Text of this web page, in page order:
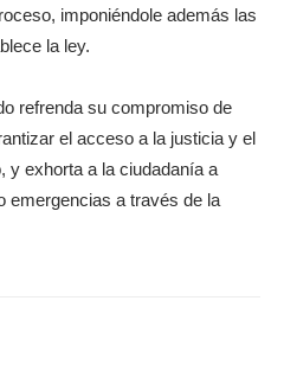
imponiéndole además las
la ley.
refrenda su compromiso de
el acceso a la justicia y el
y exhorta a la ciudadanía a
emergencias a través de la